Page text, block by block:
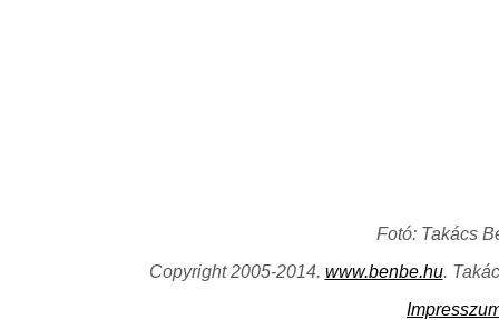
Fotó: Takács
Copyright 2005-2014. www.benbe.hu.